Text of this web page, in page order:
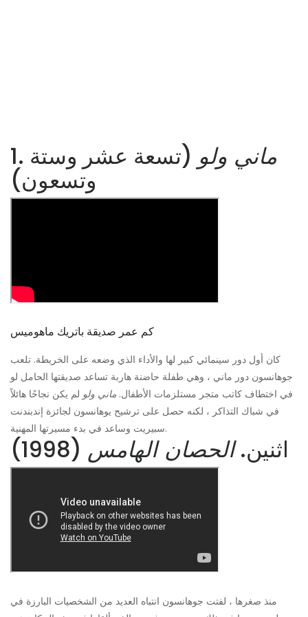
1. ماني ولو (تسعة عشر وستة
وتسعون)
كم عمر صديقة باتريك ماهوميس
كان أول دور سينمائي كبير لها والأداء الذي وضعه على الخريطة. تلعب
جوهانسون دور ماني ، وهي طفلة حاضنة هاربة تساعد صديقتها الحامل لو
في اختطاف كاتب متجر مستلزمات الأطفال. ماني ولو لم يكن نجاحًا هائلاً
في شباك التذاكر ، لكنه حصل على ترشيح يوهانسون لجائزة إندبندنت
سبيريت وساعد في بدء مسيرتها المهنية.
اثنين.الحصان الهامس (1998)
منذ صغرها ، لفتت جوهانسون انتباه العديد من الشخصيات البارزة في